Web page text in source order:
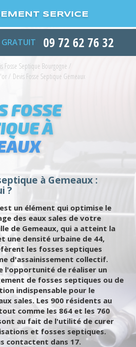
SERVICE
GRATUIT 09 72 62 76 32
Fosse Septique Bourgogne /
/ Devis Fosse Septique Gemeaux
FOSSE
À
à Gemeaux :
?
un élément qui optimise le
des eaux sales de votre
de Gemeaux, qui a atteint la
une densité urbaine de 44,
les fosses septiques
d'assainissement collectif.
l'opportunité de réaliser un
de fosses septiques ou de
indispensable pour le
sales. Les 900 résidents au
comme les 864 et les 760
au fait de l'utilité de curer
et fosses septiques.
contactent dans 17.